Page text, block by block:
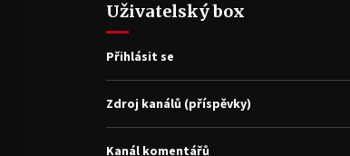
Uživatelský box
Přihlásit se
Zdroj kanálů (příspěvky)
Kanál komentářů